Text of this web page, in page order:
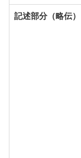
記述部分（略伝）